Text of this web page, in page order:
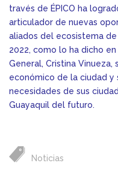
través de ÉPICO ha
articulador de nuevas
aliados del ecosistema
2022, como lo ha dicho
General, Cristina
económico de la ciudad y
necesidades de sus
Guayaquil del futuro.
Noticias